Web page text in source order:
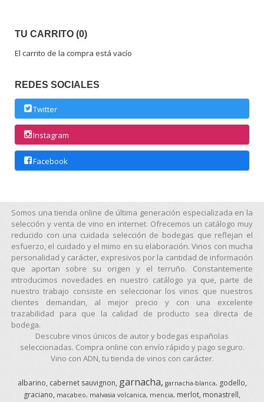
TU CARRITO (0)
El carrito de la compra está vacío
REDES SOCIALES
Twitter
Instagram
Facebook
Somos una tienda online de última generación especializada en la
selección y venta de vino en internet. Ofrecemos un catálogo muy
reducido con una cuidada selección de bodegas que reflejan el
esfuerzo, el cuidado y el mimo en su elaboración. Vinos con mucha
personalidad y carácter, expresivos por la cantidad de información
que aportan sobre su origen y el terruño. Constantemente
introducimos novedades en nuestro catálogo ya que, parte de
nuestro trabajo consiste en seleccionar los vinos que nuestros
clientes demandan, al mejor precio y con una excelente
trazabilidad para que la calidad de producto sea directa de
bodega.
Descubre vinos únicos de autor y bodegas españolas
seleccionadas. Compra online con envío rápido y pago seguro.
Vino con ADN, tu tienda de vinos con carácter.
albarino cabernet sauvignon garnacha garnacha-blanca
godello
graciano macabeo malvasia volcanica mencia merlot monastrell